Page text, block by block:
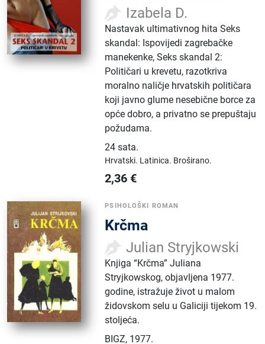
Izabela D.
Nastavak ultimativnog hita Seks
skandal: Ispovijedi zagrebačke
manekenke, Seks skandal 2:
Političari u krevetu, razotkriva
moralno naličje hrvatskih političara
koji javno glume nesebične borce za
opće dobro, a privatno se prepuštaju
požudama.
24 sata.
Hrvatski. Latinica. Broširano.
2,36 €
PSIHOLOŠKI ROMAN
Krčma
Julian Stryjkowski
Knjiga “Krčma” Juliana
Stryjkowskog, objavljena 1977.
godine, istražuje život u malom
židovskom selu u Galiciji tijekom 19.
stoljeća.
BIGZ, 1977.